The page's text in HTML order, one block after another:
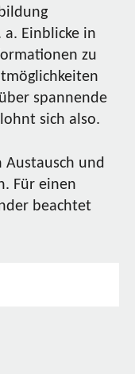
Einblicke in
zu
spannende
sich also.
Austausch und
Für einen
beachtet